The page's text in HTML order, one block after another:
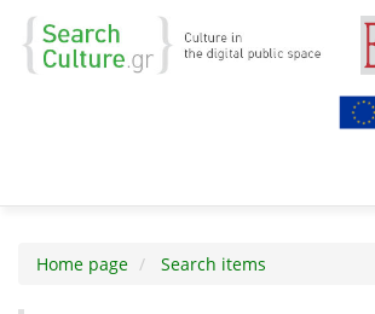
Home page Search items